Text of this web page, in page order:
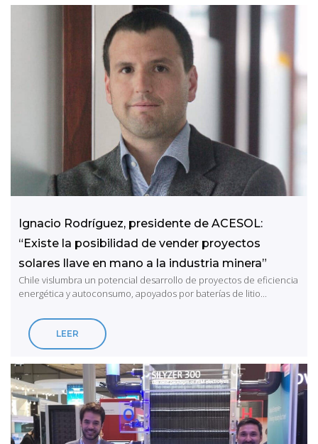
Ignacio Rodríguez, presidente de ACESOL:
“Existe la posibilidad de vender proyectos
solares llave en mano a la industria minera”
Chile vislumbra un potencial desarrollo de proyectos de eficiencia
energética y autoconsumo, apoyados por baterías de litio...
LEER